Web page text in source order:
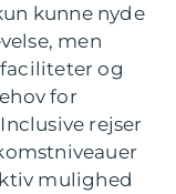
kunne nyde
men
og
for
rejser
mulighed